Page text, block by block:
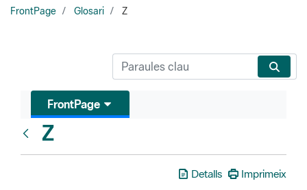
FrontPage Glosari Z
FrontPage
Z
Detalls Imprimeix